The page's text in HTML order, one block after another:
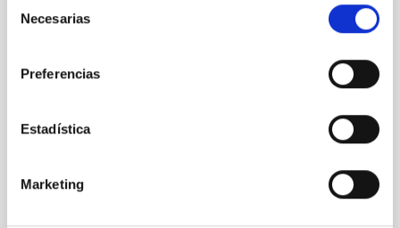
Necesarias
Preferencias
Estadística
Marketing
In a magnetically dominated model of star formation,
we expect to see alignments between the magnetic
cloud-scale magnetic field. A. Pandhi et al. showed
instead, however, that the orientation of cores and
with respect to the larger-scale magnetic
Fecha de publicación: